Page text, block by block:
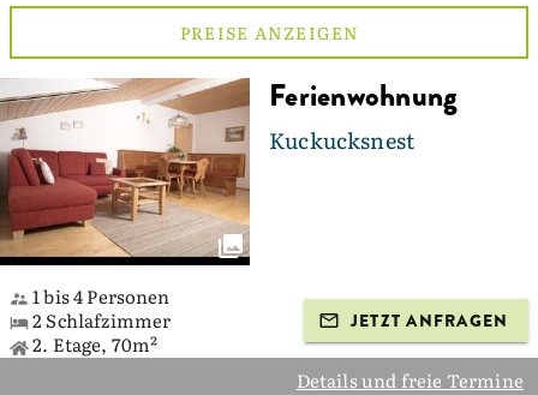
PREISE ANZEIGEN
Ferienwohnung
Kuckucksnest
1 bis 4 Personen
2 Schlafzimmer
2. Etage, 70m²
JETZT ANFRAGEN
Details und freie Termine